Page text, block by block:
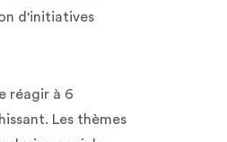
d'initiatives
réagir à 6
Les thèmes